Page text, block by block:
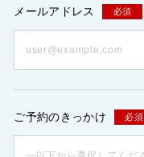
メールアドレス 必須
ご予約のきっかけ 必須